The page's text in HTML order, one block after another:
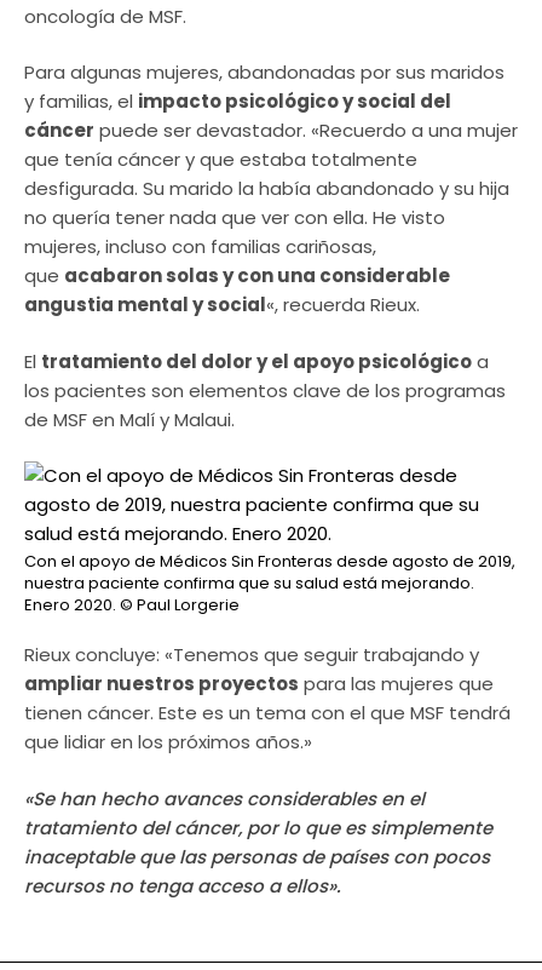
oncología de MSF.
Para algunas mujeres, abandonadas por sus maridos
y familias, el impacto psicológico y social del
cáncer puede ser devastador. «Recuerdo a una mujer
que tenía cáncer y que estaba totalmente
desfigurada. Su marido la había abandonado y su hija
no quería tener nada que ver con ella. He visto
mujeres, incluso con familias cariñosas,
que acabaron solas y con una considerable
angustia mental y social«, recuerda Rieux.
El tratamiento del dolor y el apoyo psicológicoa
los pacientes son elementos clave de los programas
de MSF en Malí y Malaui.
Con el apoyo de Médicos Sin Fronteras desde agosto de 2019,
nuestra paciente confirma que su salud está mejorando.
Enero 2020. © Paul Lorgerie
Rieux concluye: «Tenemos que seguir trabajando y
ampliar nuestros proyectos para las mujeres que
tienen cáncer. Este es un tema con el que MSF tendrá
que lidiar en los próximos años.»
«Se han hecho avances considerables en el
tratamiento del cáncer, por lo que es simplemente
inaceptable que las personas de países con pocos
recursos no tenga acceso a ellos».